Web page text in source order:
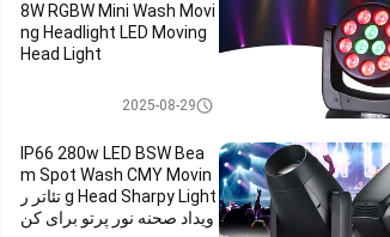
8W RGBW Mini Wash Movi
ng Headlight LED Moving
Head Light
چراغ هد متحرک پرتو LED
2025-08-29
IP66 280w LED BSW Bea
m Spot Wash CMY Movin
g Head Sharpy Light تئاتر ر
ویداد صحنه نور پرتو برای کن